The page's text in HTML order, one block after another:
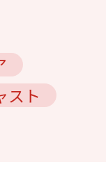
スト